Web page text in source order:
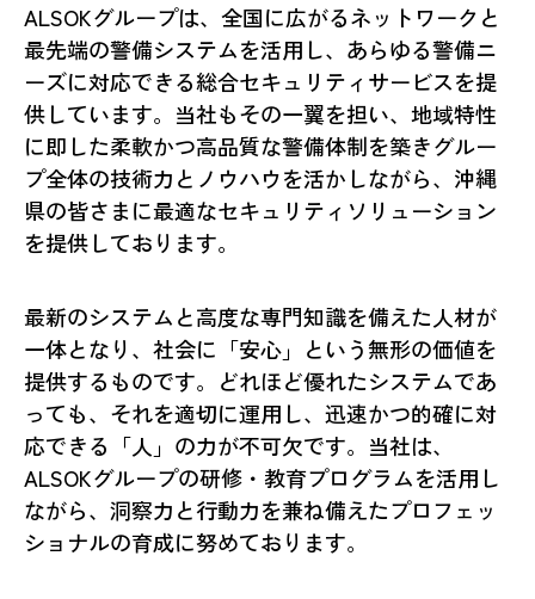
ALSOKグループは、全国に広がるネットワークと
最先端の警備システムを活用し、あらゆる警備ニ
ーズに対応できる総合セキュリティサービスを提
供しています。当社もその一翼を担い、地域特性
に即した柔軟かつ高品質な警備体制を築きグルー
プ全体の技術力とノウハウを活かしながら、沖縄
県の皆さまに最適なセキュリティソリューション
を提供しております。
最新のシステムと高度な専門知識を備えた人材が
一体となり、社会に「安心」という無形の価値を
提供するものです。どれほど優れたシステムであ
っても、それを適切に運用し、迅速かつ的確に対
応できる「人」の力が不可欠です。当社は、
ALSOKグループの研修・教育プログラムを活用し
ながら、洞察力と行動力を兼ね備えたプロフェッ
ショナルの育成に努めております。